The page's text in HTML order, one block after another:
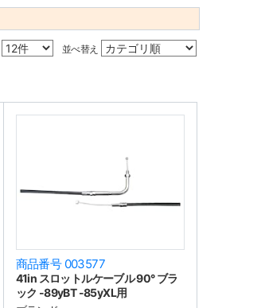
並べ替え
商品番号 003577
41in スロットルケーブル 90° ブラ
ック -89yBT -85yXL用